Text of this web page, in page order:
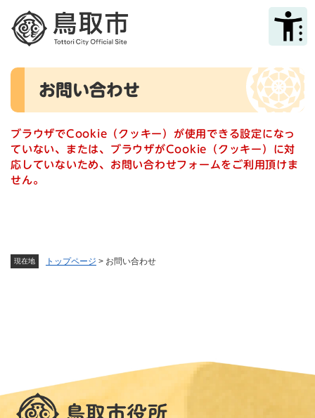
メニューを飛ばして本文へ
現在地 トップページ > お問い合わせ
本
お問い合わせ
ブラウザでCookie（クッキー）が使用できる設定になっ
ていない、または、ブラウザがCookie（クッキー）に対
応していないため、お問い合わせフォームをご利用頂けま
せん。